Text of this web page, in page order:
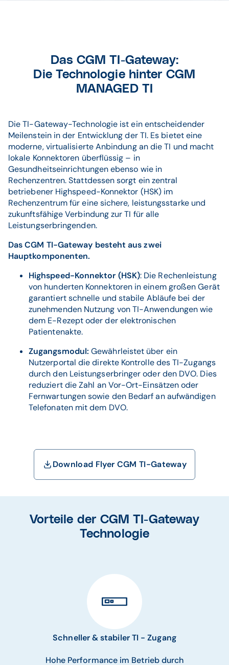
Das CGM TI-Gateway:
Die Technologie hinter CGM
MANAGED TI
Die TI-Gateway-Technologie ist ein entscheidender
Meilenstein in der Entwicklung der TI. Es bietet eine
moderne, virtualisierte Anbindung an die TI und macht
lokale Konnektoren überflüssig – in
Gesundheitseinrichtungen ebenso wie in
Rechenzentren. Stattdessen sorgt ein zentral
betriebener Highspeed-Konnektor (HSK) im
Rechenzentrum für eine sichere, leistungsstarke und
zukunftsfähige Verbindung zur TI für alle
Leistungserbringenden.
Das CGM TI-Gateway besteht aus zwei
Hauptkomponenten.
Highspeed-Konnektor (HSK): Die Rechenleistung
von hunderten Konnektoren in einem großen Gerät
garantiert schnelle und stabile Abläufe bei der
zunehmenden Nutzung von TI-Anwendungen wie
dem E-Rezept oder der elektronischen
Patientenakte.
Zugangsmodul:Gewährleistet über ein
Nutzerportal die direkte Kontrolle des TI-Zugangs
durch den Leistungserbringer oder den DVO. Dies
reduziert die Zahl an Vor-Ort-Einsätzen oder
Fernwartungen sowie den Bedarf an aufwändigen
Telefonaten mit dem DVO.
Download Flyer CGM TI-Gateway
Vorteile der CGM TI-Gateway
Technologie
Schneller & stabiler TI - Zugang
Hohe Performance im Betrieb durch